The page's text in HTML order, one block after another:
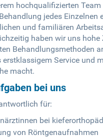
hochqualifizierten
jedes Einzelnen
und familiären
haben wir uns hohe
Behandlungsmethoden
Service und
macht.
bei uns
für:
bei
von Röntgenaufnahmen